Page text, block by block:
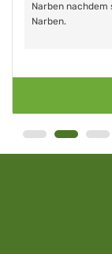
Narben nachdem
Narben.